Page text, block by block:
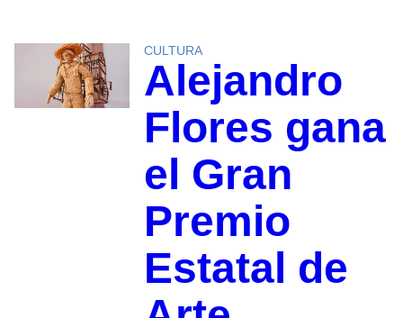
CULTURA
Alejandro
Flores gana
el Gran
Premio
Estatal de